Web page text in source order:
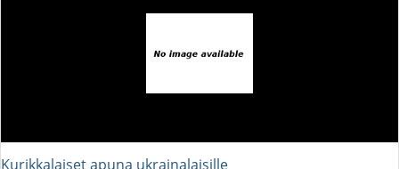
Kurikkalaiset apuna ukrainalaisille